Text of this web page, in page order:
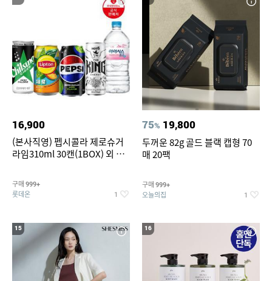
16,900
(본사직영) 펩시콜라 제로슈거
라임310ml 30캔(1BOX) 외 롯
구매 999+
롯데온 1
75% 19,800
두꺼운 82g 골드 블랙 캡형 70
매 20팩
구매 999+
오늘의집 1
15 16